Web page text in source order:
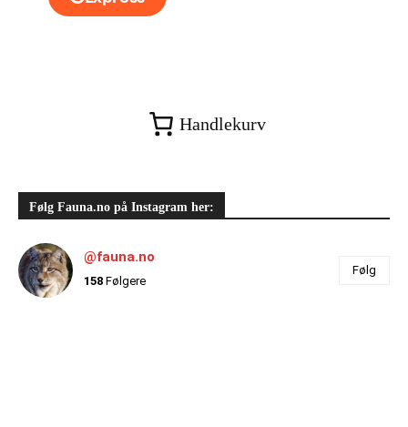
Handlekurv
Følg Fauna.no på Instagram her:
@fauna.no
158 Følgere
Følg